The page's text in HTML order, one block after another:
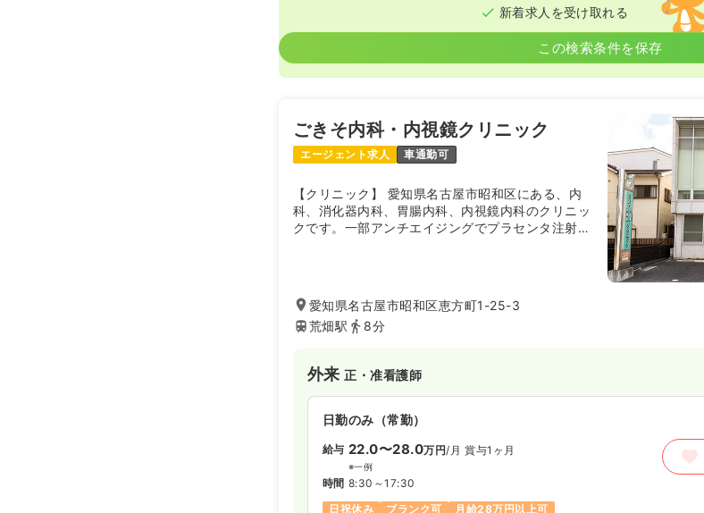
新着求人を受け取れる
この検索条件を保存
ごきそ内科・内視鏡クリニック
エージェント求人 車通勤可
【クリニック】 愛知県名古屋市昭和区にある、内
科、消化器内科、胃腸内科、内視鏡内科のクリニッ
クです。一部アンチエイジングでプラセンタ注射な
愛知県名古屋市昭和区恵方町1-25-3
荒畑駅
8分
外来正・准看護師
日勤のみ（常勤）
給与 22.0〜28.0万円/月 賞与1ヶ月
※一例
時間 8:30～17:30
日祝休み
ブランク可 月給28万円以上可